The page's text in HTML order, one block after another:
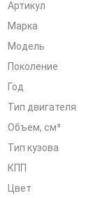
Артикул
Марка
Модель
Поколение
Год
Тип двигателя
Объем, см³
Тип кузова
КПП
Цвет